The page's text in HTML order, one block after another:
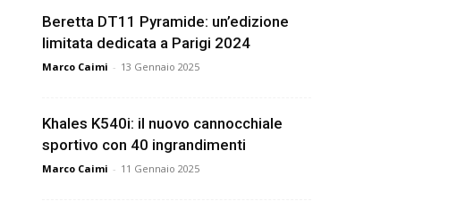
Beretta DT11 Pyramide: un’edizione
limitata dedicata a Parigi 2024
Marco Caimi - 13 Gennaio 2025
Khales K540i: il nuovo cannocchiale
sportivo con 40 ingrandimenti
Marco Caimi - 11 Gennaio 2025